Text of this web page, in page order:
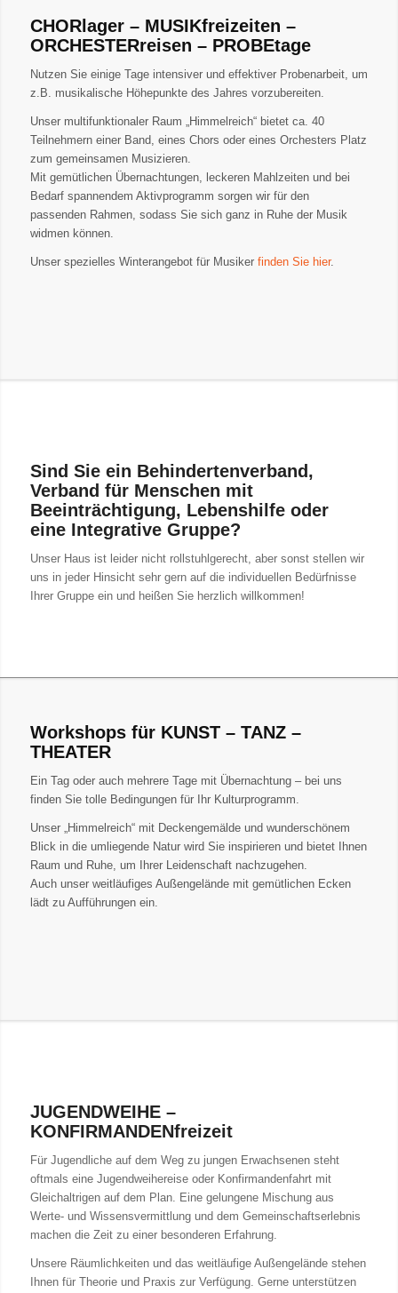
CHORlager – MUSIKfreizeiten –
ORCHESTERreisen – PROBEtage
Nutzen Sie einige Tage intensiver und effektiver Probenarbeit, um
z.B. musikalische Höhepunkte des Jahres vorzubereiten.
Unser multifunktionaler Raum „Himmelreich“ bietet ca. 40
Teilnehmern einer Band, eines Chors oder eines Orchesters Platz
zum gemeinsamen Musizieren.
Mit gemütlichen Übernachtungen, leckeren Mahlzeiten und bei
Bedarf spannendem Aktivprogramm sorgen wir für den
passenden Rahmen, sodass Sie sich ganz in Ruhe der Musik
widmen können.
Unser spezielles Winterangebot für Musiker finden Sie hier.
Sind Sie ein Behindertenverband,
Verband für Menschen mit
Beeinträchtigung, Lebenshilfe oder
eine Integrative Gruppe?
Unser Haus ist leider nicht rollstuhlgerecht, aber sonst stellen wir
uns in jeder Hinsicht sehr gern auf die individuellen Bedürfnisse
Ihrer Gruppe ein und heißen Sie herzlich willkommen!
Workshops für KUNST – TANZ –
THEATER
Ein Tag oder auch mehrere Tage mit Übernachtung – bei uns
finden Sie tolle Bedingungen für Ihr Kulturprogramm.
Unser „Himmelreich“ mit Deckengemälde und wunderschönem
Blick in die umliegende Natur wird Sie inspirieren und bietet Ihnen
Raum und Ruhe, um Ihrer Leidenschaft nachzugehen.
Auch unser weitläufiges Außengelände mit gemütlichen Ecken
lädt zu Aufführungen ein.
JUGENDWEIHE –
KONFIRMANDENfreizeit
Für Jugendliche auf dem Weg zu jungen Erwachsenen steht
oftmals eine Jugendweihereise oder Konfirmandenfahrt mit
Gleichaltrigen auf dem Plan. Eine gelungene Mischung aus
Werte- und Wissensvermittlung und dem Gemeinschaftserlebnis
machen die Zeit zu einer besonderen Erfahrung.
Unsere Räumlichkeiten und das weitläufige Außengelände stehen
Ihnen für Theorie und Praxis zur Verfügung. Gerne unterstützen